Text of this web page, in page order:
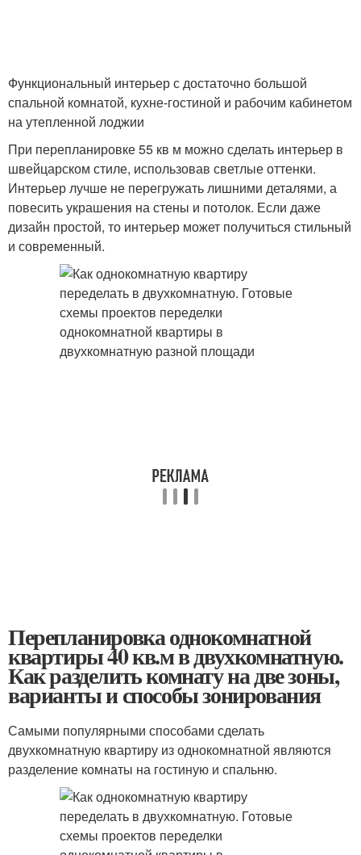
Функциональный интерьер с достаточно большой
спальной комнатой, кухне-гостиной и рабочим кабинетом
на утепленной лоджии
При перепланировке 55 кв м можно сделать интерьер в
швейцарском стиле, использовав светлые оттенки.
Интерьер лучше не перегружать лишними деталями, а
повесить украшения на стены и потолок. Если даже
дизайн простой, то интерьер может получиться стильный
и современный.
Перепланировка однокомнатной
квартиры 40 кв.м в двухкомнатную.
Как разделить комнату на две зоны,
варианты и способы зонирования
Самыми популярными способами сделать
двухкомнатную квартиру из однокомнатной являются
разделение комнаты на гостиную и спальню.